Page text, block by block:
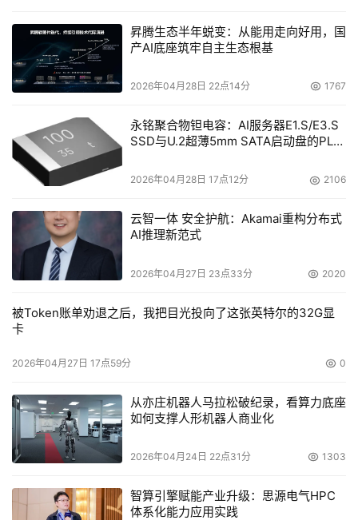
昇腾生态半年蜕变：从能用走向好用，国
产AI底座筑牢自主生态根基
2026年04月28日 22点14分 1767
永铭聚合物钽电容：AI服务器E1.S/E3.S
SSD与U.2超薄5mm SATA启动盘的PLP
2026年04月28日 17点12分 2106
云智一体 安全护航：Akamai重构分布式
AI推理新范式
2026年04月27日 23点33分 2020
被Token账单劝退之后，我把目光投向了这张英特尔的32G显
卡
2026年04月27日 17点59分 0
从亦庄机器人马拉松破纪录，看算力底座
如何支撑人形机器人商业化
2026年04月24日 22点31分 1303
智算引擎赋能产业升级：思源电气HPC
体系化能力应用实践